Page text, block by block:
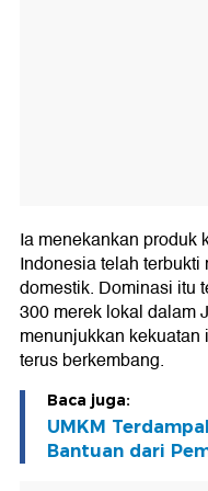
Ia menekankan produk
Indonesia telah
domestik. Dominasi itu
300 merek lokal dalam
menunjukkan
terus berkembang.
Baca juga:
UMKM
Bantuan dari